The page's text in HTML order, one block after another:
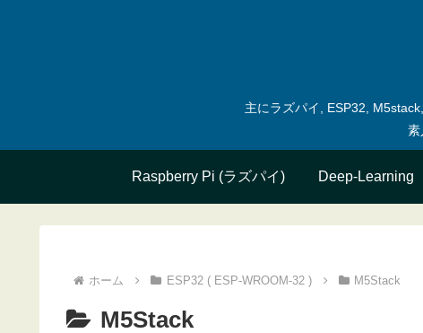
主にラズパイ, ESP32,
Raspberry Pi (ラズパイ) Deep-Learning
ホーム ESP32 ( ESP-WROOM-32 ) M5Stack
M5Stack